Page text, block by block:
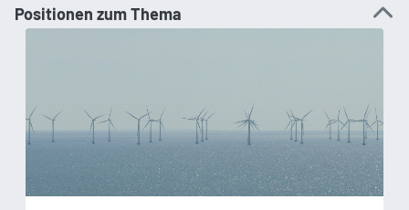
Positionen zum Thema